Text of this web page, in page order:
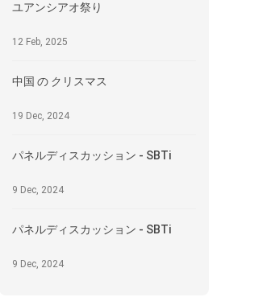
ユアンシアオ祭り
12 Feb, 2025
中国 の クリスマス
19 Dec, 2024
パネルディスカッション - SBTi
9 Dec, 2024
パネルディスカッション - SBTi
9 Dec, 2024